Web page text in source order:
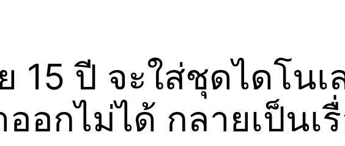
15 ปี จะใส่ชุดไดโน
อกไม่ได้ กลายเป็นเ